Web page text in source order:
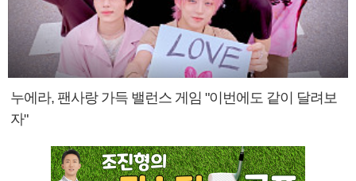
누에라, 팬사랑 가득 밸런스 게임 "이번에도 같이 달려보
자"